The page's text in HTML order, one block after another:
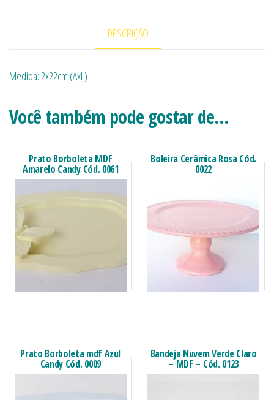
DESCRIÇÃO
Medida: 2x22cm (AxL)
Você também pode gostar de…
Prato Borboleta MDF
Amarelo Candy Cód. 0061
Boleira Cerâmica Rosa Cód.
0022
Prato Borboleta mdf Azul
Candy Cód. 0009
Bandeja Nuvem Verde Claro
– MDF – Cód. 0123